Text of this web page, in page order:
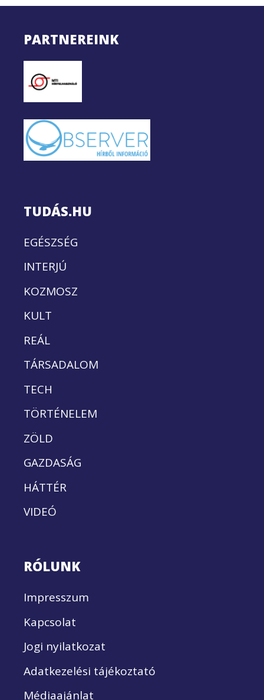
PARTNEREINK
TUDÁS.HU
EGÉSZSÉG
INTERJÚ
KOZMOSZ
KULT
REÁL
TÁRSADALOM
TECH
TÖRTÉNELEM
ZÖLD
GAZDASÁG
HÁTTÉR
VIDEÓ
RÓLUNK
Impresszum
Kapcsolat
Jogi nyilatkozat
Adatkezelési tájékoztató
Médiaajánlat